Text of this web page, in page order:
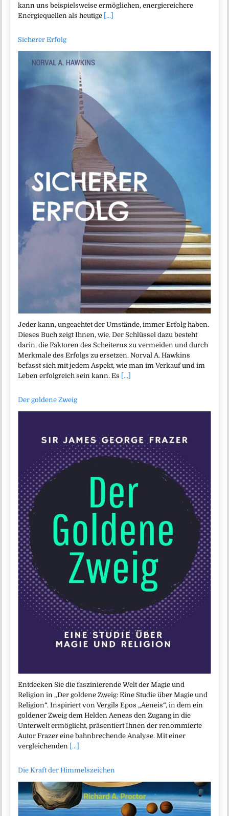
kann uns beispielsweise ermöglichen, energiereichere
Energiequellen als heutige [...]
Sicherer Erfolg
Jeder kann, ungeachtet der Umstände, immer Erfolg haben.
Dieses Buch zeigt Ihnen, wie. Der Schlüssel dazu besteht
darin, die Faktoren des Scheiterns zu vermeiden und durch
Merkmale des Erfolgs zu ersetzen. Norval A. Hawkins
befasst sich mit jedem Aspekt, wie man im Verkauf und im
Leben erfolgreich sein kann. Es [...]
Der goldene Zweig
Entdecken Sie die faszinierende Welt der Magie und
Religion in „Der goldene Zweig: Eine Studie über Magie und
Religion“. Inspiriert von Vergils Epos „Aeneis“, in dem ein
goldener Zweig dem Helden Aeneas den Zugang in die
Unterwelt ermöglicht, präsentiert Ihnen der renommierte
Autor Frazer eine bahnbrechende Analyse. Mit einer
vergleichenden [...]
Die Kraft der Himmelszeichen